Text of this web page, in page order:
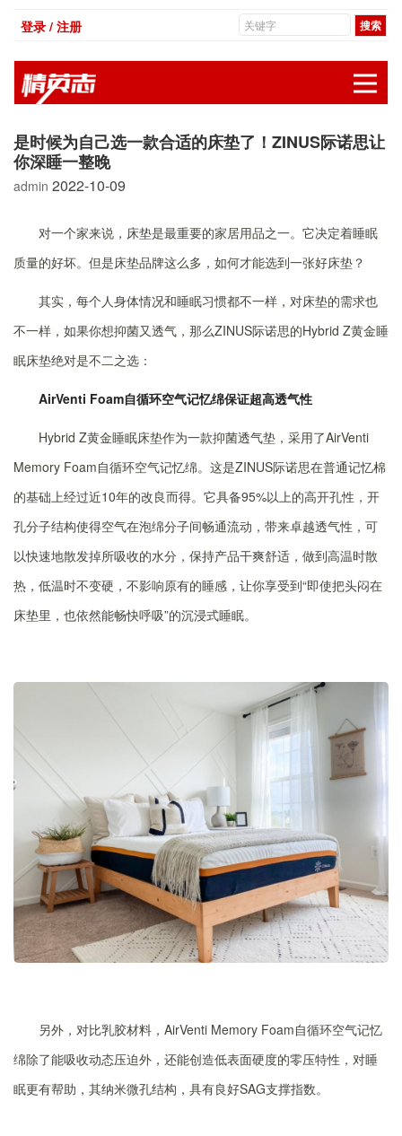
登录 / 注册
是时候为自己选一款合适的床垫了！ZINUS际诺思让
你深睡一整晚
admin 2022-10-09
对一个家来说，床垫是最重要的家居用品之一。它决定着睡眠
质量的好坏。但是床垫品牌这么多，如何才能选到一张好床垫？
其实，每个人身体情况和睡眠习惯都不一样，对床垫的需求也
不一样，如果你想抑菌又透气，那么ZINUS际诺思的Hybrid Z黄金睡
眠床垫绝对是不二之选：
AirVenti Foam自循环空气记忆绵保证超高透气性
Hybrid Z黄金睡眠床垫作为一款抑菌透气垫，采用了AirVenti
Memory Foam自循环空气记忆绵。这是ZINUS际诺思在普通记忆棉
的基础上经过近10年的改良而得。它具备95%以上的高开孔性，开
孔分子结构使得空气在泡绵分子间畅通流动，带来卓越透气性，可
以快速地散发掉所吸收的水分，保持产品干爽舒适，做到高温时散
热，低温时不变硬，不影响原有的睡感，让你享受到“即使把头闷在
床垫里，也依然能畅快呼吸”的沉浸式睡眠。
另外，对比乳胶材料，AirVenti Memory Foam自循环空气记忆
绵除了能吸收动态压迫外，还能创造低表面硬度的零压特性，对睡
眠更有帮助，其纳米微孔结构，具有良好SAG支撑指数。